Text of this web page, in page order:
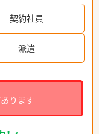
契約社員
派遣
あります